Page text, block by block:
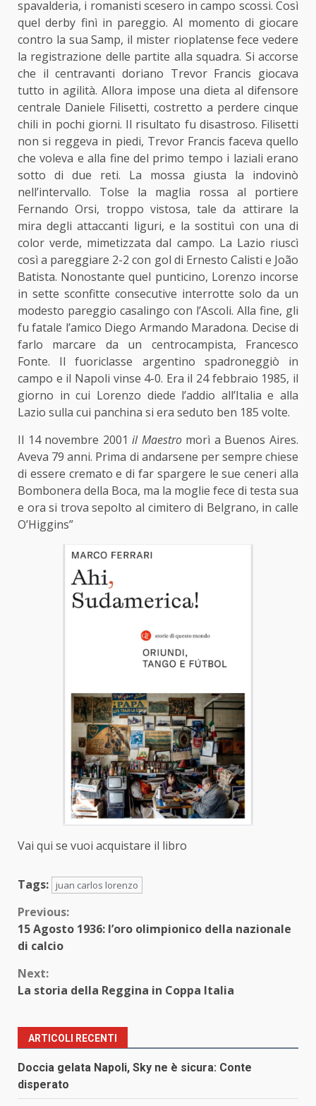
spavalderia, i romanisti scesero in campo scossi. Così
quel derby finì in pareggio. Al momento di giocare
contro la sua Samp, il mister rioplatense fece vedere
la registrazione delle partite alla squadra. Si accorse
che il centravanti doriano Trevor Francis giocava
tutto in agilità. Allora impose una dieta al difensore
centrale Daniele Filisetti, costretto a perdere cinque
chili in pochi giorni. Il risultato fu disastroso. Filisetti
non si reggeva in piedi, Trevor Francis faceva quello
che voleva e alla fine del primo tempo i laziali erano
sotto di due reti. La mossa giusta la indovinò
nell’intervallo. Tolse la maglia rossa al portiere
Fernando Orsi, troppo vistosa, tale da attirare la
mira degli attaccanti liguri, e la sostituì con una di
color verde, mimetizzata dal campo. La Lazio riuscì
così a pareggiare 2-2 con gol di Ernesto Calisti e João
Batista. Nonostante quel punticino, Lorenzo incorse
in sette sconfitte consecutive interrotte solo da un
modesto pareggio casalingo con l’Ascoli. Alla fine, gli
fu fatale l’amico Diego Armando Maradona. Decise di
farlo marcare da un centrocampista, Francesco
Fonte. Il fuoriclasse argentino spadroneggiò in
campo e il Napoli vinse 4-0. Era il 24 febbraio 1985, il
giorno in cui Lorenzo diede l’addio all’Italia e alla
Lazio sulla cui panchina si era seduto ben 185 volte.
Il 14 novembre 2001il Maestromorì a Buenos Aires.
Aveva 79 anni. Prima di andarsene per sempre chiese
di essere cremato e di far spargere le sue ceneri alla
Bombonera della Boca, ma la moglie fece di testa sua
e ora si trova sepolto al cimitero di Belgrano, in calle
O’Higgins”
Vai qui se vuoi acquistare il libro
Tags: juan carlos lorenzo
Continue
Reading
Previous:
15 Agosto 1936: l’oro olimpionico della nazionale
di calcio
Next:
La storia della Reggina in Coppa Italia
ARTICOLI RECENTI
Doccia gelata Napoli, Sky ne è sicura: Conte
disperato